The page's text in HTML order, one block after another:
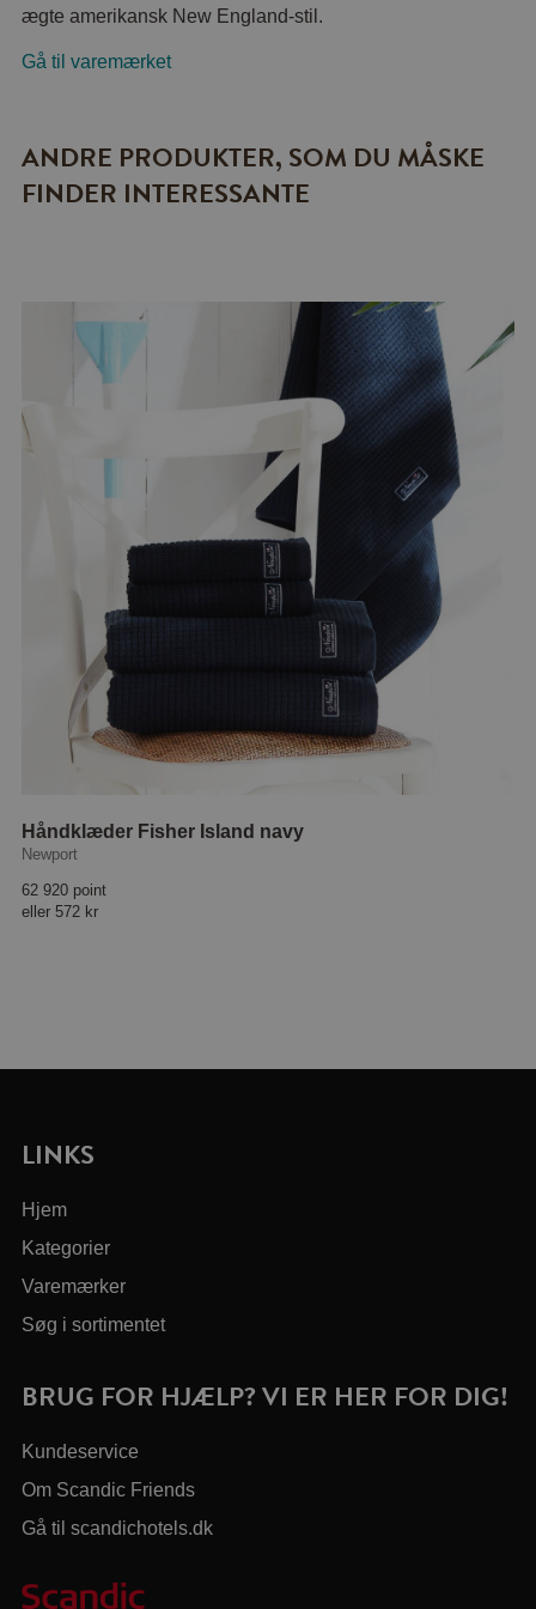
ægte amerikansk New England-stil.
Gå til varemærket
ANDRE PRODUKTER, SOM DU MÅSKE
FINDER INTERESSANTE
Håndklæder Fisher Island navy
Newport
62 920 point
eller 572 kr
LINKS
Hjem
Kategorier
Varemærker
Søg i sortimentet
BRUG FOR HJÆLP? VI ER HER FOR DIG!
Kundeservice
Om Scandic Friends
Gå til scandichotels.dk